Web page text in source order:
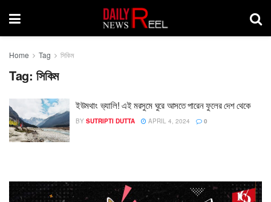
Home Tag সিকিম
Tag: সিকিম
ইউমথাং ভ‍্যালি! এই মরসুমে ঘুরে আসতে পারেন ফুলের দেশ থেকে
BY SUTRIPTI DUTTA APRIL 4, 2024 0